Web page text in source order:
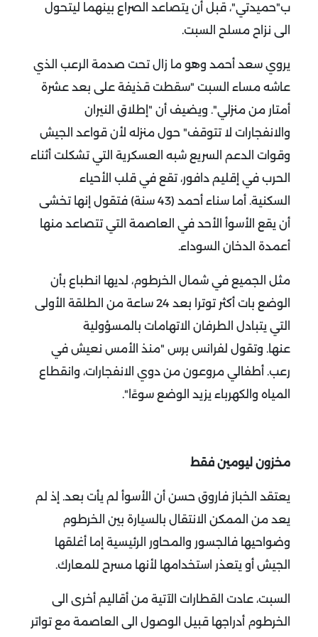
ب"حميدتي"، قبل أن يتصاعد الصراع بينهما ليتحول
الى نزاح مسلح السبت.
يروي سعد أحمد وهو ما زال تحت صدمة الرعب الذي
عاشه مساء السبت "سقطت قذيفة على بعد عشرة
أمتار من منزلي". ويضيف أن "إطلاق النيران
والانفجارات لا تتوقف" حول منزله لأن قواعد الجيش
وقوات الدعم السريع شبه العسكرية التي تشكلت أثناء
الحرب في إقليم دافور، تقع في قلب الأحياء
السكنية.
أما سناء أحمد (43 سنة) فتقول إنها تخشى
أن يقع الأسوأ الأحد في العاصمة التي تتصاعد منها
أعمدة الدخان السوداء.
مثل الجميع في شمال الخرطوم، لديها انطباع بأن
الوضع بات أكثر توترا بعد 24 ساعة من الطلقة الأولى
التي يتبادل الطرفان الاتهامات بالمسؤولية
عنها. وتقول لفرانس برس "منذ الأمس نعيش في
رعب. أطفالي مروعون من دوي الانفجارات، وانقطاع
المياه والكهرباء يزيد الوضع سوءًا".
مخزون ليومين فقط
يعتقد الخباز فاروق حسن أن الأسوأ لم يأت بعد. إذ لم
يعد من الممكن الانتقال بالسيارة بين الخرطوم
وضواحيها فالجسور والمحاور الرئيسية إما أغلقها
الجيش أو يتعذر استخدامها لأنها مسرح للمعارك.
السبت، عادت القطارات الآتية من أقاليم أخرى الى
الخرطوم أدراجها قبيل الوصول الى العاصمة مع تواتر